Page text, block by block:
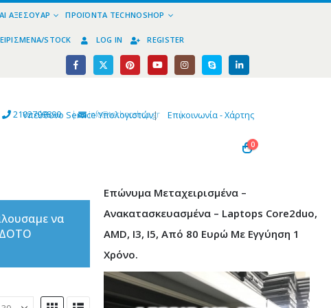
ΑΞΕΣΟΥΆΡ ΠΡΟΪΌΝΤΑ TECHNOSHOP
STOCK LOG IN REGISTER
2102799890 | info@technoshop,gr |
Υπεύθυνο Service Υπολογιστών| Επικοινωνία - Χάρτης
0
να
Επώνυμα Μεταχειρισμένα –
Ανακατασκευασμένα – Laptops Core2duo,
AMD, I3, I5, Από 80 Ευρώ Με Εγγύηση 1
Χρόνο.